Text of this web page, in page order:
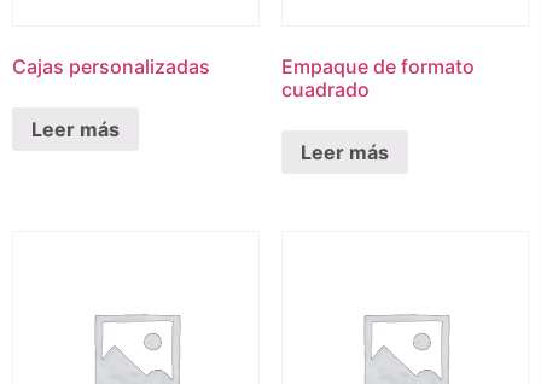
Cajas personalizadas
Leer más
Empaque de formato
cuadrado
Leer más